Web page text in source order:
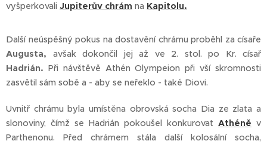
vyšperkovali Jupiterův chrám na Kapitolu.
Další neúspěšný pokus na dostavění chrámu proběhl za císaře
Augusta, avšak dokončil jej až ve 2. stol. po Kr. císař
Hadrián. Při návštěvě Athén Olympeion při vší skromnosti
zasvětil sám sobě a - aby se neřeklo - také Diovi.
Uvnitř chrámu byla umístěna obrovská socha Dia ze zlata a
slonoviny, čímž se Hadrián pokoušel konkurovat Athéně v
Parthenonu. Před chrámem stála další kolosální socha,